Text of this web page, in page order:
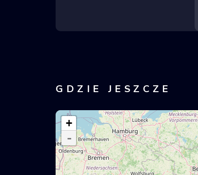
GDZIE JESZCZE
+
-